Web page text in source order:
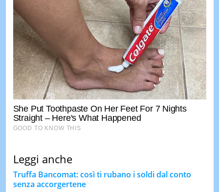
Leggi anche
Truffa Bancomat: così ti rubano i soldi dal conto
senza accorgertene